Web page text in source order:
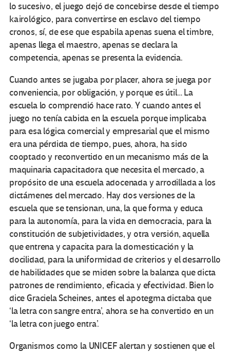
lo sucesivo, el juego dejó de concebirse desde el tiempo
kairológico, para convertirse en esclavo del tiempo
cronos, sí, de ese que espabila apenas suena el timbre,
apenas llega el maestro, apenas se declara la
competencia, apenas se presenta la evidencia.
Cuando antes se jugaba por placer, ahora se juega por
conveniencia, por obligación, y porque es útil… La
escuela lo comprendió hace rato. Y cuando antes el
juego no tenía cabida en la escuela porque implicaba
para esa lógica comercial y empresarial que el mismo
era una pérdida de tiempo, pues, ahora, ha sido
cooptado y reconvertido en un mecanismo más de la
maquinaria capacitadora que necesita el mercado, a
propósito de una escuela adocenada y arrodillada a los
dictámenes del mercado. Hay dos versiones de la
escuela que se tensionan, una, la que forma y educa
para la autonomía, para la vida en democracia, para la
constitución de subjetividades, y otra versión, aquella
que entrena y capacita para la domesticación y la
docilidad, para la uniformidad de criterios y el desarrollo
de habilidades que se miden sobre la balanza que dicta
patrones de rendimiento, eficacia y efectividad. Bien lo
dice Graciela Scheines, antes el apotegma dictaba que
‘la letra con sangre entra’, ahora se ha convertido en un
‘la letra con juego entra’.
Organismos como la UNICEF alertan y sostienen que el